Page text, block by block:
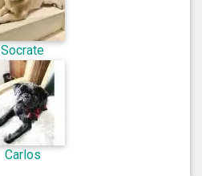
Socrate
Carlos